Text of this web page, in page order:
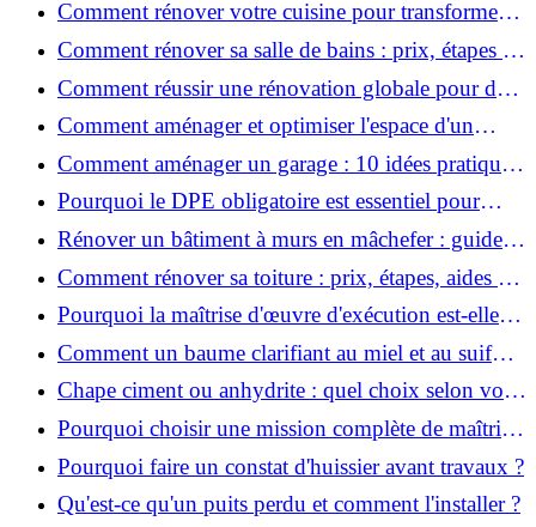
Comment rénover votre cuisine pour transformer
votre espace de vie ?
Comment rénover sa salle de bains : prix, étapes et
astuces ?
Comment réussir une rénovation globale pour des
économies et un confort durables?
Comment aménager et optimiser l'espace d'un
studio : 10 astuces pratiques ?
Comment aménager un garage : 10 idées pratiques
et efficaces ?
Pourquoi le DPE obligatoire est essentiel pour
vendre ou louer un bien ?
Rénover un bâtiment à murs en mâchefer : guide
pratique et solutions
Comment rénover sa toiture : prix, étapes, aides et
réglementation ?
Pourquoi la maîtrise d'œuvre d'exécution est-elle
indispensable pour vos chantiers ?
Comment un baume clarifiant au miel et au suif
peut-il purifier la peau ?
Chape ciment ou anhydrite : quel choix selon votre
projet ?
Pourquoi choisir une mission complète de maîtrise
d’œuvre pour réussir vos projets?
Pourquoi faire un constat d'huissier avant travaux ?
Qu'est-ce qu'un puits perdu et comment l'installer ?